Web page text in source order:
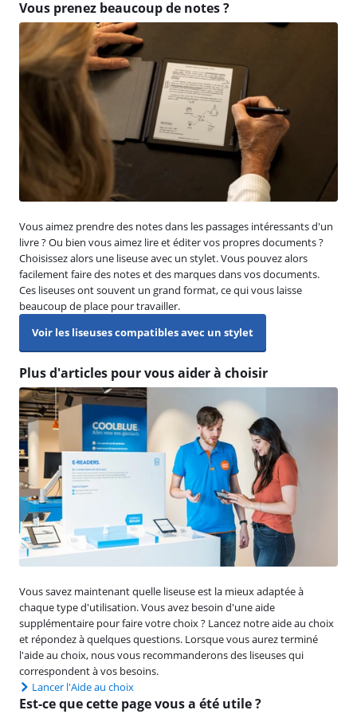
Vous prenez beaucoup de notes ?
Vous aimez prendre des notes dans les passages intéressants d'un
livre ? Ou bien vous aimez lire et éditer vos propres documents ?
Choisissez alors une liseuse avec un stylet. Vous pouvez alors
facilement faire des notes et des marques dans vos documents.
Ces liseuses ont souvent un grand format, ce qui vous laisse
beaucoup de place pour travailler.
Voir les liseuses compatibles avec un stylet
Plus d'articles pour vous aider à choisir
Vous savez maintenant quelle liseuse est la mieux adaptée à
chaque type d'utilisation. Vous avez besoin d'une aide
supplémentaire pour faire votre choix ? Lancez notre aide au choix
et répondez à quelques questions. Lorsque vous aurez terminé
l'aide au choix, nous vous recommanderons des liseuses qui
correspondent à vos besoins.
Lancer l'Aide au choix
Est-ce que cette page vous a été utile ?